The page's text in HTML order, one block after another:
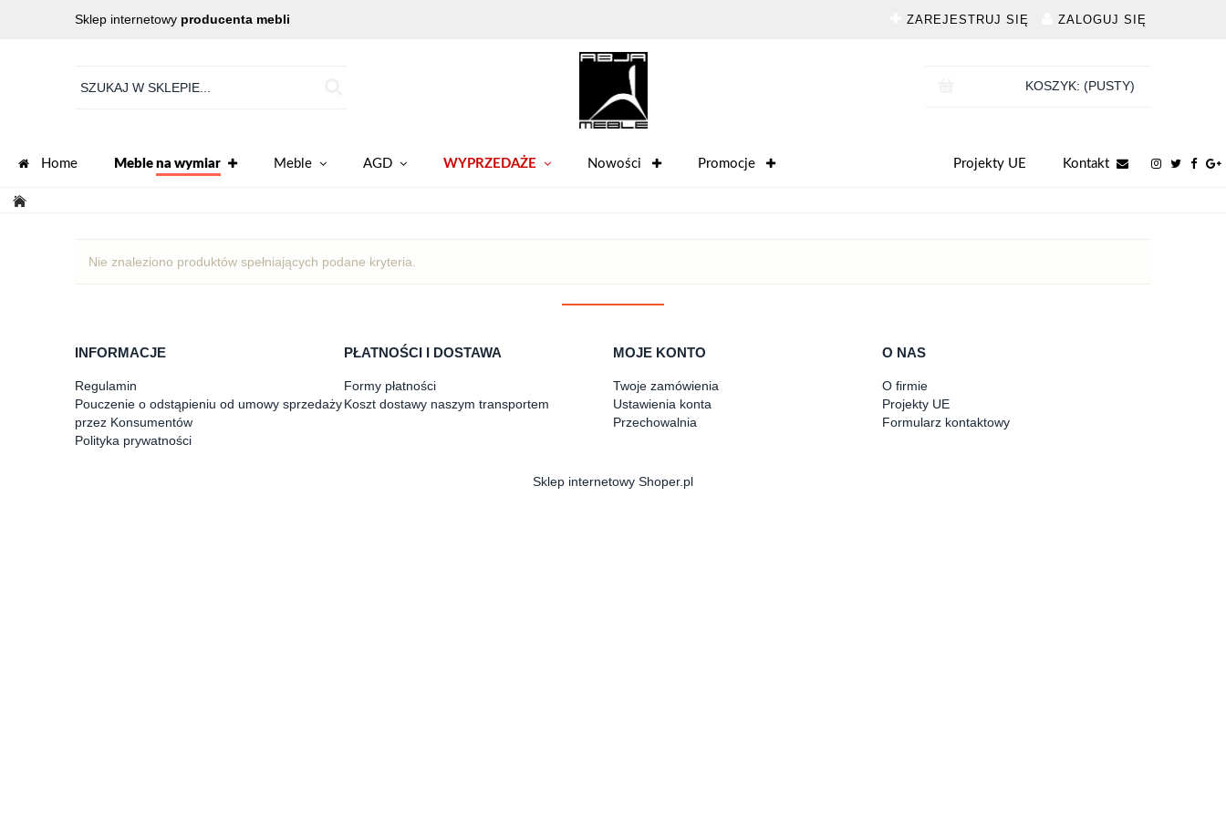
Sklep internetowy producenta mebli ZAREJESTRUJ SIĘ ZALOGUJ SIĘ
KOSZYK: (PUSTY)
Home Meble na wymiar Meble AGD WYPRZEDAŻE Nowości Promocje Kontakt
Projekty UE
Nie znaleziono produktów spełniających podane kryteria.
INFORMACJE
Regulamin
Pouczenie o odstąpieniu od umowy sprzedaży
przez Konsumentów
Polityka prywatności
PŁATNOŚCI I DOSTAWA
Formy płatności
Koszt dostawy naszym transportem
MOJE KONTO
Twoje zamówienia
Ustawienia konta
Przechowalnia
O NAS
O firmie
Projekty UE
Formularz kontaktowy
Sklep internetowy Shoper.pl